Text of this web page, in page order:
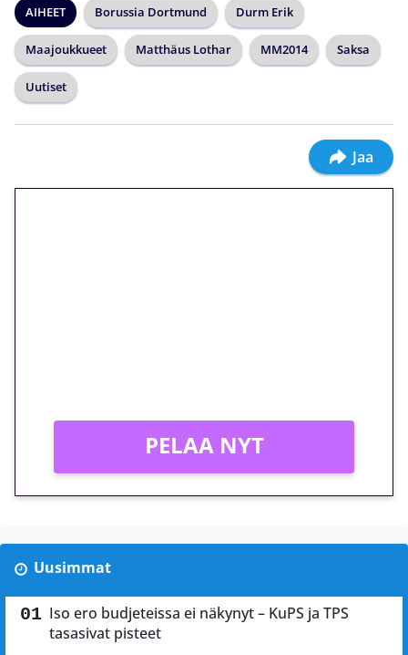
AIHEET Borussia Dortmund Durm Erik
Maajoukkueet Matthäus Lothar MM2014 Saksa
Uutiset
Jaa
PELAA NYT
Uusimmat
Iso ero budjeteissa ei näkynyt – KuPS ja TPS
tasasivat pisteet